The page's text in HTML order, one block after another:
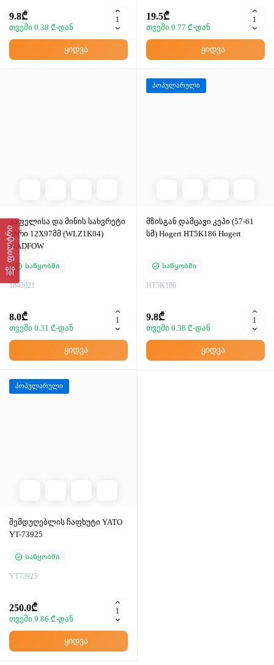
ფილტრი
9.8₾
თვეში 0.38 ₾-დან
ყიდვა
19.5₾
თვეში 0.77 ₾-დან
ყიდვა
კაფელისა და მინის სახვრეტი
პირი 12X97მმ (WLZ1K04)
WADFOW
Საწყობში
1842021
8.0₾
თვეში 0.31 ₾-დან
ყიდვა
პოპულარული
მზისგან დამცავი კეპი (57-61
სმ) Hogert HT5K186 Hogert
Საწყობში
HT5K186
9.8₾
თვეში 0.38 ₾-დან
ყიდვა
პოპულარული
შემდუღებლის ჩაფხუტი YATO
YT-73925
Საწყობში
YT73925
250.0₾
თვეში 9.86 ₾-დან
ყიდვა